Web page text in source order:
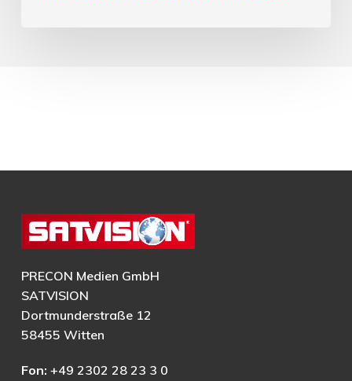
PRECON Medien GmbH
SATVISION
Dortmunderstraße 12
58455 Witten
Fon: +49 2302 28 23 3 0